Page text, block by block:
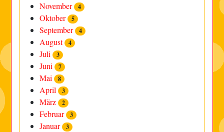
November 4
Oktober 5
September 4
August 4
Juli 3
Juni 7
Mai 8
April 3
März 2
Februar 3
Januar 3